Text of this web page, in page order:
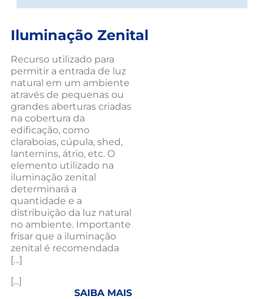
Iluminação Zenital
Recurso utilizado para
permitir a entrada de luz
natural em um ambiente
através de pequenas ou
grandes aberturas criadas
na cobertura da
edificação, como
claraboias, cúpula, shed,
lanternins, átrio, etc. O
elemento utilizado na
iluminação zenital
determinará a
quantidade e a
distribuição da luz natural
no ambiente. Importante
frisar que a iluminação
zenital é recomendada
[…]
[...]
SAIBA MAIS